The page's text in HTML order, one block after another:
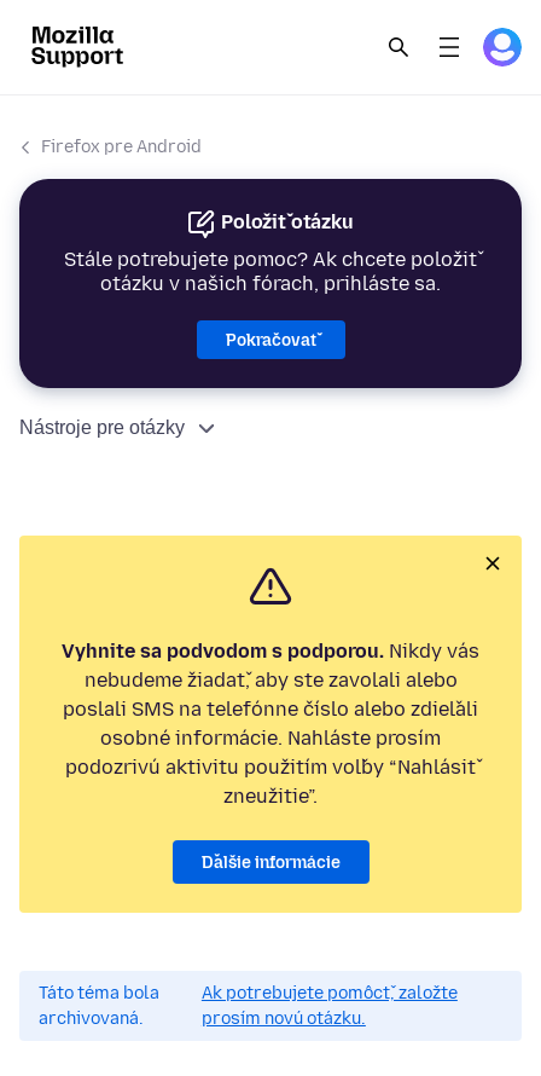
Firefox pre Android
Položiť otázku
Stále potrebujete pomoc? Ak chcete položiť
otázku v našich fórach, prihláste sa.
Pokračovať
Nástroje pre otázky
Vyhnite sa podvodom s podporou. Nikdy vás
nebudeme žiadať, aby ste zavolali alebo
poslali SMS na telefónne číslo alebo zdieľali
osobné informácie. Nahláste prosím
podozrivú aktivitu použitím voľby “Nahlásiť
zneužitie”.
Ďalšie informácie
Táto téma bola
archivovaná.
Ak potrebujete pomôcť, založte
prosím novú otázku.